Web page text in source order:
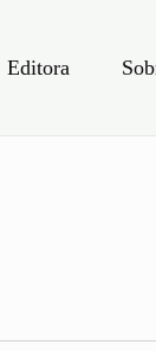
Editora